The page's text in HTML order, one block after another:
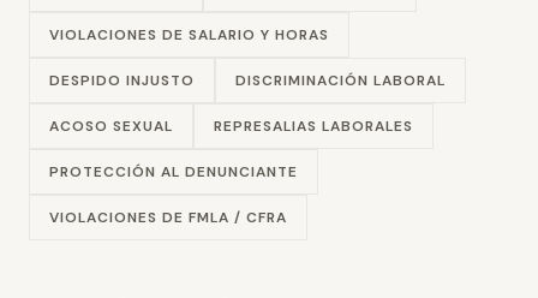
VIOLACIONES DE SALARIO Y HORAS
DESPIDO INJUSTO DISCRIMINACIÓN LABORAL
ACOSO SEXUAL REPRESALIAS LABORALES
PROTECCIÓN AL DENUNCIANTE
VIOLACIONES DE FMLA / CFRA